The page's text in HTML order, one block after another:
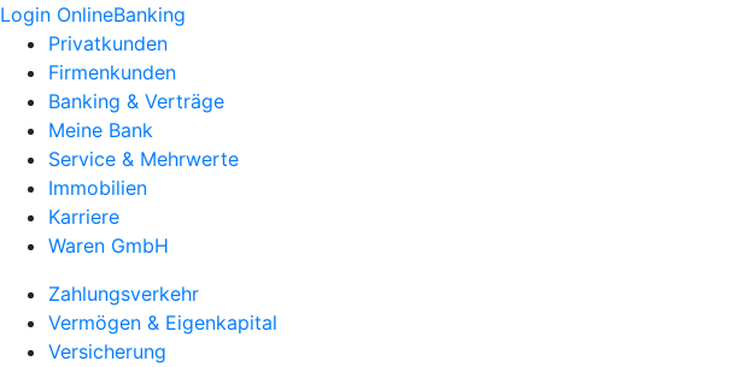
Login OnlineBanking
Privatkunden
Firmenkunden
Banking & Verträge
Meine Bank
Service & Mehrwerte
Immobilien
Karriere
Waren GmbH
Zahlungsverkehr
Vermögen & Eigenkapital
Versicherung